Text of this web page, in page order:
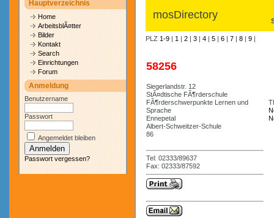
Hauptverzeichnis
Home
ArbeitsblÃ¤tter
Bilder
Kontakt
Search
Einrichtungen
Forum
Anmeldung
Benutzername
Passwort
Angemeldet bleiben
Passwort vergessen?
mosDirectory
PLZ 1-9 | 1 | 2 | 3 | 4 | 5 | 6 | 7 | 8 | 9 |
58256
Siegerlandstr. 12
StÃ¤dtische FÃ¶rderschule
FÃ¶rderschwerpunkte Lernen und
Sprache
Ennepetal
Albert-Schweitzer-Schule
86
Tel: 02333/89637
Fax: 02333/87592